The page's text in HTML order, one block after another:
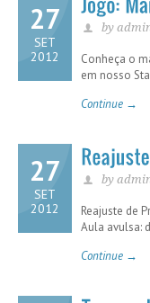
27
SET
2012
by
Conheça o
em nosso
Continue →
27
SET
2012
by
Reajuste de
Aula avulsa:
Continue →